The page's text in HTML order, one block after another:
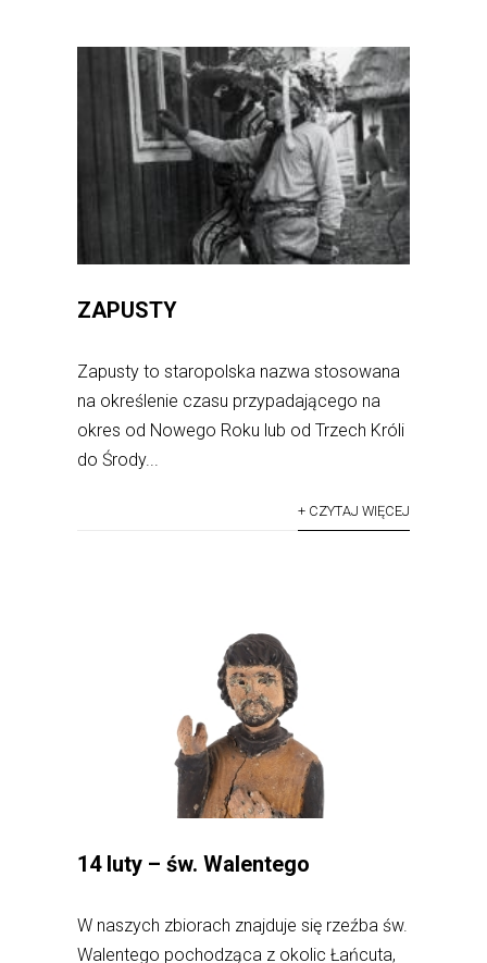
ZAPUSTY
Zapusty to staropolska nazwa stosowana
na określenie czasu przypadającego na
okres od Nowego Roku lub od Trzech Króli
do Środy...
+ CZYTAJ WIĘCEJ
14 luty – św. Walentego
W naszych zbiorach znajduje się rzeźba św.
Walentego pochodząca z okolic Łańcuta,